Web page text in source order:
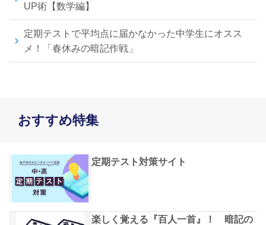
UP術【数学編】
定期テストで平均点に届かなかった中学生にオスス
メ！「春休みの暗記作戦」
おすすめ特集
定期テスト対策サイト
楽しく覚える『百人一首』！ 暗記の